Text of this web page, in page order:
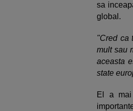
sa
global.
"Cred ca
mult sau
aceasta
state
El a mai